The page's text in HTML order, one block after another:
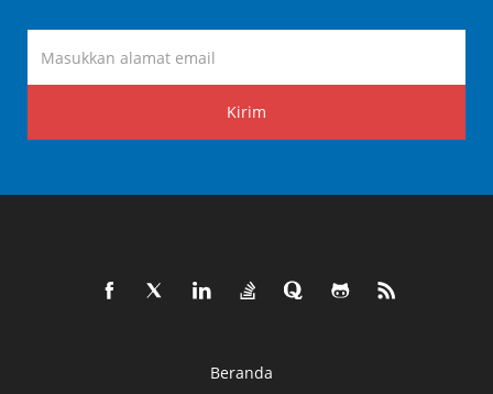
Kirim
Beranda